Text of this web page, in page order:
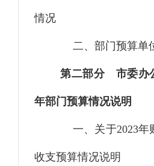
情况
二、部门预算单
第二部分 市委办
年部门预算情况说明
一、关于2023年
收支预算情况说明